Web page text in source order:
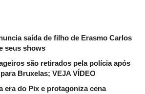
saída de filho de Erasmo Carlos
seus shows
são retirados pela polícia após
Bruxelas; VEJA VÍDEO
era do Pix e protagoniza cena